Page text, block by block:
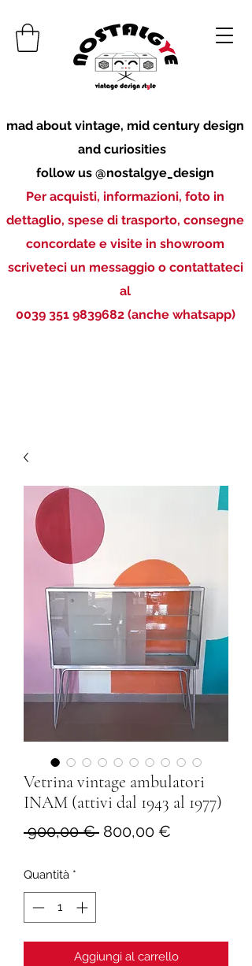
mad about vintage, mid century design
and curiosities
follow us @nostalgye_design
Per acquisti, informazioni, foto in
dettaglio, spese di trasporto, consegne
concordate e visite in showroom
scriveteci un messaggio o contattateci
al
0039 351 9839682(anche whatsapp)
Vetrina vintage ambulatori
INAM (attivi dal 1943 al 1977)
900,00 € Prezzo
800,00 €
Quantità *
Aggiungi al carrello